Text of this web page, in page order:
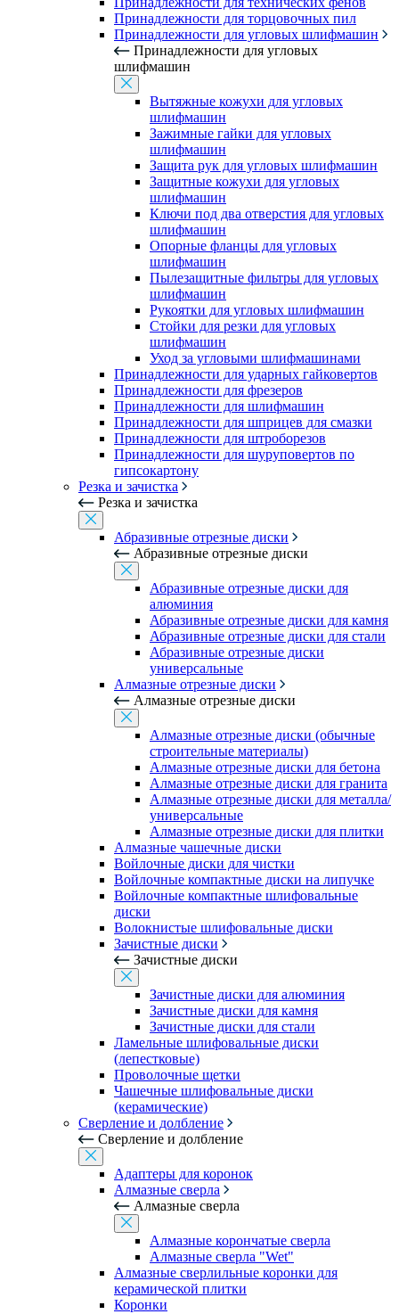
Принадлежности для торцовочных пил
Принадлежности для угловых шлифмашин
Принадлежности для угловых
шлифмашин
Вытяжные кожухи для угловых
шлифмашин
Зажимные гайки для угловых
шлифмашин
Защита рук для угловых шлифмашин
Защитные кожухи для угловых
шлифмашин
Ключи под два отверстия для угловых
шлифмашин
Опорные фланцы для угловых
шлифмашин
Пылезащитные фильтры для угловых
шлифмашин
Рукоятки для угловых шлифмашин
Стойки для резки для угловых
шлифмашин
Уход за угловыми шлифмашинами
Принадлежности для ударных гайковертов
Принадлежности для фрезеров
Принадлежности для шлифмашин
Принадлежности для шприцев для смазки
Принадлежности для штроборезов
Принадлежности для шуруповертов по
гипсокартону
Резка и зачистка
Резка и зачистка
Абразивные отрезные диски
Абразивные отрезные диски
Абразивные отрезные диски для
алюминия
Абразивные отрезные диски для камня
Абразивные отрезные диски для стали
Абразивные отрезные диски
универсальные
Алмазные отрезные диски
Алмазные отрезные диски
Алмазные отрезные диски (обычные
строительные материалы)
Алмазные отрезные диски для бетона
Алмазные отрезные диски для гранита
Алмазные отрезные диски для металла/
универсальные
Алмазные отрезные диски для плитки
Алмазные чашечные диски
Войлочные диски для чистки
Войлочные компактные диски на липучке
Войлочные компактные шлифовальные
диски
Волокнистые шлифовальные диски
Зачистные диски
Зачистные диски
Зачистные диски для алюминия
Зачистные диски для камня
Зачистные диски для стали
Ламельные шлифовальные диски
(лепестковые)
Проволочные щетки
Чашечные шлифовальные диски
(керамические)
Сверление и долбление
Сверление и долбление
Адаптеры для коронок
Алмазные сверла
Алмазные сверла
Алмазные корончатые сверла
Алмазные сверла "Wet"
Алмазные сверлильные коронки для
керамической плитки
Коронки